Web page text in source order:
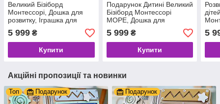
Великий Бізіборд
Монтессорі, Дошка для
розвитку, Іграшка для
моторики, бизиборд для
дітей немовлят дерев'яні
іграшки + подаруно
5 999 ₴
Купити
Подарунок Дитині Великий
Бізіборд Монтессорі
МОРЕ, Дошка для
розвитку, Іграшка для
моторики, дерев'яні
іграшки
5 999₴
Купити
5
Акційні пропозиції та новинки
Топ Подарунок Подарунок